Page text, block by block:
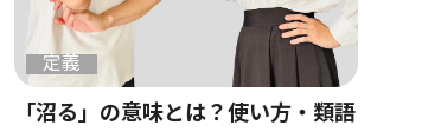
定義
「沼る」の意味とは？使い方・類語